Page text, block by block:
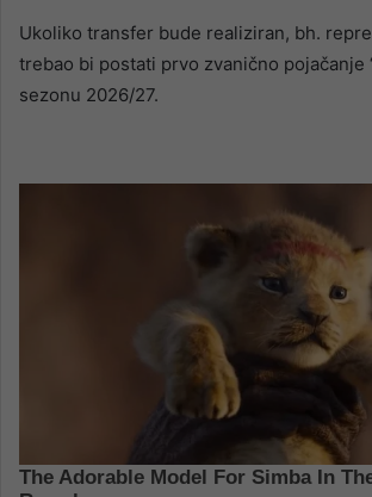
Ukoliko transfer bude realiziran, bh.
trebao bi postati prvo zvanično pojačanje
sezonu 2026/27.